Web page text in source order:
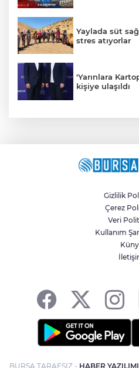
Yaylada süt
stres atıyorlar
'Yarınlara
kişiye ulaşıldı
Gizlilik
Çerez
Veri
Kullanım
BURSA TARAFSIZ - HABER YAZILIMI